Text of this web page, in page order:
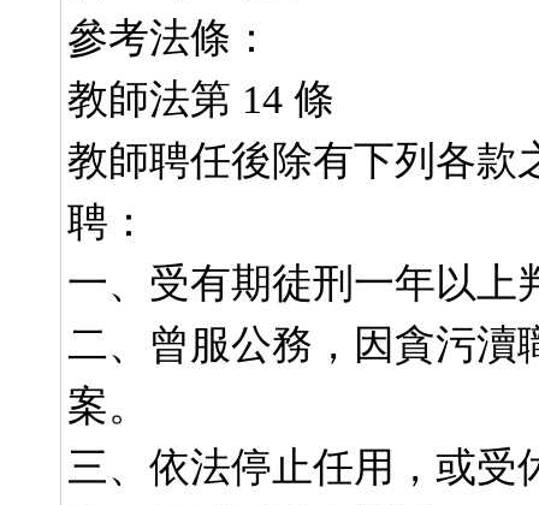
參考法條：
教師法第 14 條
教師聘任後除有下列各款
聘：
一、受有期徒刑一年以上
二、曾服公務，因貪污瀆
案。
三、依法停止任用，或受